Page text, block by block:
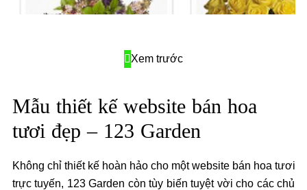
Xem trước
Mẫu thiết kế website bán hoa
tươi đẹp – 123 Garden
Không chỉ thiết kế hoàn hảo cho một website bán hoa tươi
trực tuyến, 123 Garden còn tùy biến tuyệt vời cho các chủ